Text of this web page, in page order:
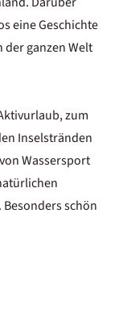
eine Geschichte
ganzen Welt
, zum
Inselstränden
Wassersport
Besonders schön